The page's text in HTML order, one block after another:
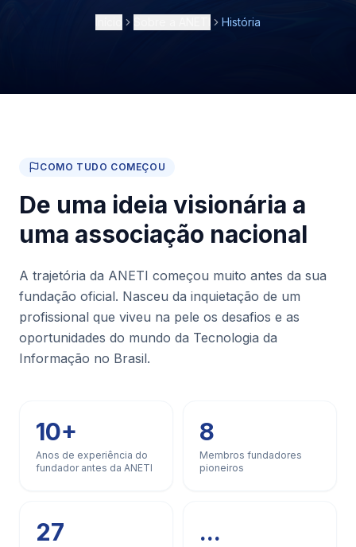
História
COMO TUDO COMEÇOU
De uma ideia visionária a
uma associação nacional
A trajetória da ANETI começou muito antes da sua
fundação oficial. Nasceu da inquietação de um
profissional que viveu na pele os desafios e as
oportunidades do mundo da Tecnologia da
Informação no Brasil.
10+
Anos de experiência do
fundador antes da ANETI
8
Membros fundadores
pioneiros
27 ...